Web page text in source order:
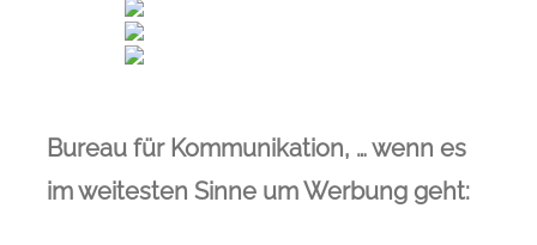
Bureau für Kommunikation, … wenn es
im weitesten Sinne um Werbung geht: